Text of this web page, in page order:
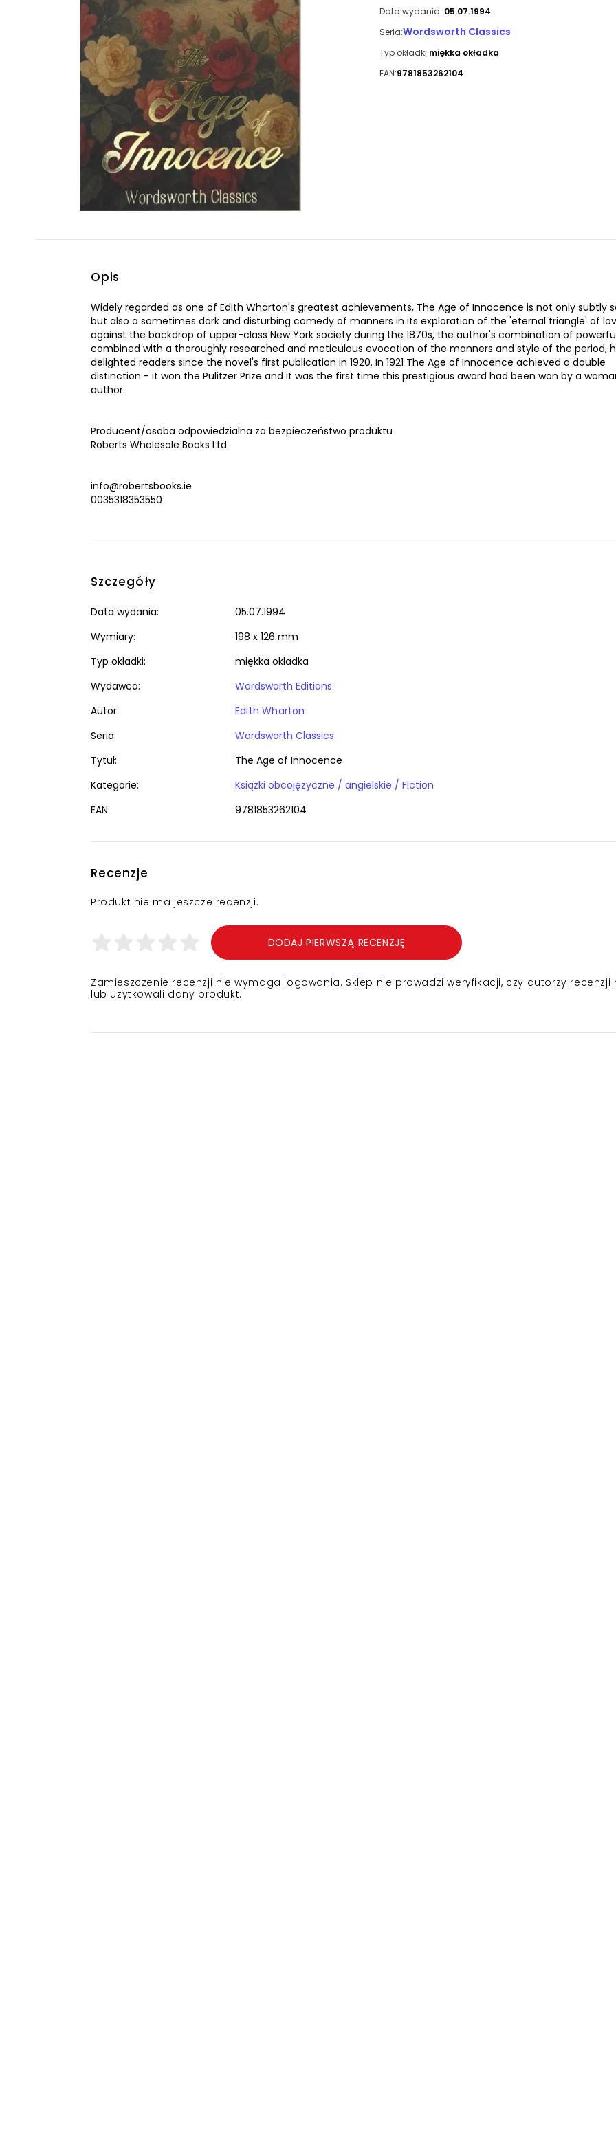
Data wydania: 05.07.1994
Seria:Wordsworth Classics
Typ okładki:miękka okładka
EAN:9781853262104
Opis
Widely regarded as one of Edith Wharton's greatest achievements, The Age of Innocence is not only subtly
but also a sometimes dark and disturbing comedy of manners in its exploration of the 'eternal triangle' of
against the backdrop of upper-class New York society during the 1870s, the author's combination of
combined with a thoroughly researched and meticulous evocation of the manners and style of the period,
delighted readers since the novel's first publication in 1920. In 1921 The Age of Innocence achieved a double
distinction - it won the Pulitzer Prize and it was the first time this prestigious award had been won by a
author.
Producent/osoba odpowiedzialna za bezpieczeństwo produktu
Roberts Wholesale Books Ltd
info@robertsbooks.ie
0035318353550
Szczegóły
Data wydania:
05.07.1994
Wymiary:
198 x 126 mm
Typ okładki:
miękka okładka
Wydawca:
Wordsworth Editions
Autor:
Edith Wharton
Seria:
Wordsworth Classics
Tytuł:
The Age of Innocence
Kategorie:
Książki obcojęzyczne / angielskie / Fiction
EAN:
9781853262104
Recenzje
Produkt nie ma jeszcze recenzji.
DODAJ PIERWSZĄ RECENZJĘ
Zamieszczenie recenzji nie wymaga logowania. Sklep nie prowadzi weryfikacji, czy autorzy recenzji
lub użytkowali dany produkt.
Powiększony kursor
Pomoc w czytaniu
Podkreślenie linków